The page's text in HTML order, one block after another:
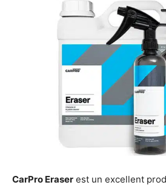
CarPro Eraser est un excellent